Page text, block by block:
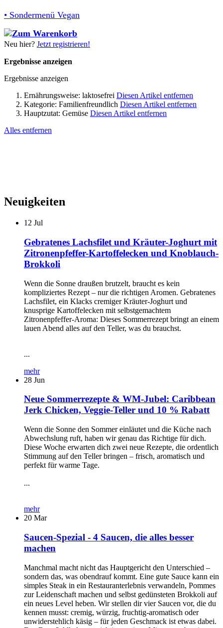
• Sondermenü Vegan
Neu hier? Jetzt registrieren!
Ergebnisse anzeigen
Ergebnisse anzeigen
Ernährungsweise: laktosefrei Diesen Artikel entfernen
Kategorie: Familienfreundlich Diesen Artikel entfernen
Hauptzutat: Gemüse Diesen Artikel entfernen
Alles entfernen
Neuigkeiten
12 Jul
Gebratenes Lachsfilet und Kräuter-Joghurt mit
Zitronenpfeffer-Kartoffelecken und Knoblauch-
Brokkoli
Wenn die Sonne draußen brutzelt, braucht es kein
kompliziertes Rezept – nur die richtigen Aromen. Gebratenes
Lachsfilet, ein Klacks cremiger Kräuter-Joghurt und
knusprige Kartoffelecken mit selbstgemachtem
Zitronenpfeffer-Aroma: Dieses Sommerrezept bringt an einem
lauen Abend alles auf den Teller, was du brauchst.
...
mehr
28 Jun
Neue Sommerrezepte & WM-Jubel: Caribbean
Jerk Chicken, Veggie-Teller und 10 % Rabatt
Wenn die Sonne den Sommer einläutet und die Küche nach
Abwechslung ruft, haben wir genau das Richtige für dich.
Diese Woche erwarten dich zwei neue Rezepte, die ordentlich
Stimmung auf den Teller bringen – frisch, aromatisch und
perfekt für warme Tage.
...
mehr
20 Mar
Saucen-Spezial - 4 Saucen, die alles besser
machen
Manchmal macht nicht das Hauptgericht den Unterschied –
sondern das, was obendrauf kommt. Eine gute Sauce kann ein
simples Steak in ein Restauranterlebnis verwandeln, Pommes
zur Leidenschaft machen und selbst gedünsteten Brokkoli auf
ein neues Level heben. Wir stellen dir vier Saucen vor, die du
kennen musst: cremig, würzig, fruchtig-aromatisch oder
unwiderstehlich käsig – für jeden Geschmack ist etwas dabei.